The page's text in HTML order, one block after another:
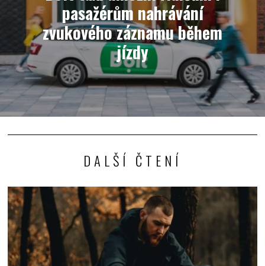
pasažérům nahrávání
zvukového záznamu během
jízdy
DALŠÍ ČTENÍ